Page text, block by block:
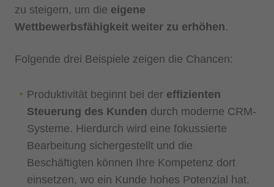
zu steigern, um die eigene
Wettbewerbsfähigkeit weiter zu erhöhen.
Folgende drei Beispiele zeigen die Chancen:
Produktivität beginnt bei der effizienten
Steuerung des Kunden durch moderne CRM-
Systeme. Hierdurch wird eine fokussierte
Bearbeitung sichergestellt und die
Beschäftigten können Ihre Kompetenz dort
einsetzen, wo ein Kunde hohes Potenzial hat.